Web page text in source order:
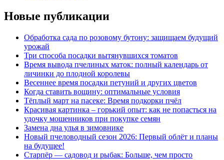
Новые публикации
Обработка сада по розовому бутону: защищаем будущий
урожай
Три способа посадки вытянувшихся томатов
Время вывода пчелиных маток: полный календарь от
личинки до плодной королевы
Весеннее время посадки петуний и других цветов
Когда ставить вощину: оптимальные условия
Тёплый март на пасеке: Время подкорки пчёл
Красивая картинка – горький опыт: как не попасться на
удочку мошенников при покупке семян
Замена дна улья в зимовнике
Новый пчеловодный сезон 2026: Первый облёт и планы
на будущее!
Старпёр — садовод и рыбак: Больше, чем просто